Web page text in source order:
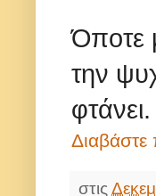
Όποτε
την
φτάνει.
Διαβάστε
στις